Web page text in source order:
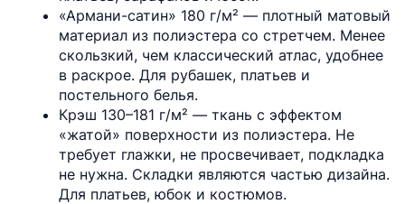
«Армани-сатин» 180 г/м² — плотный матовый
материал из полиэстера со стретчем. Менее
скользкий, чем классический атлас, удобнее
в раскрое. Для рубашек, платьев и
постельного белья.
Крэш 130–181 г/м² — ткань с эффектом
«жатой» поверхности из полиэстера. Не
требует глажки, не просвечивает, подкладка
не нужна. Складки являются частью дизайна.
Для платьев, юбок и костюмов.